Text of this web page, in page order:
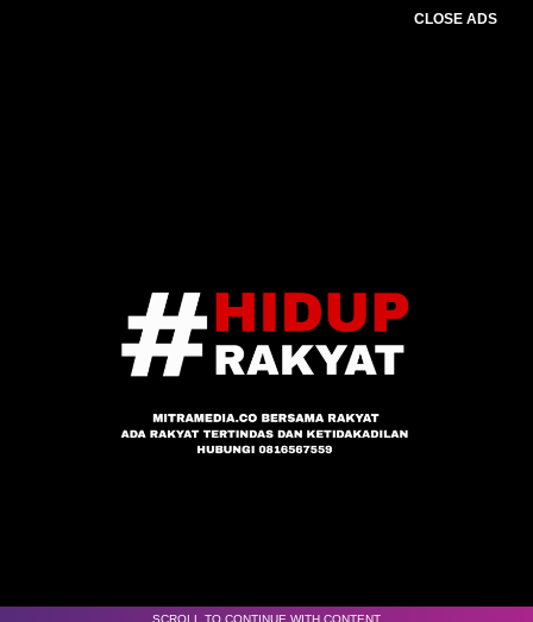
CLOSE ADS
SCROLL TO CONTINUE WITH CONTENT